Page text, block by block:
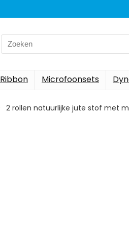
Search
for:
Ribbon Microfoonsets
2 rollen natuurlijke jute stof met